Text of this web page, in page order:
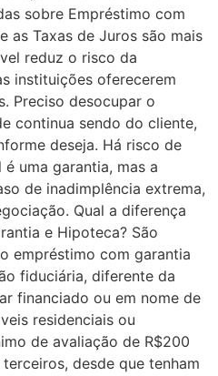
sobre Empréstimo com
as Taxas de Juros são mais
reduz o risco da
instituições oferecerem
Preciso desocupar o
continua sendo do cliente,
deseja. Há risco de
uma garantia, mas a
de inadimplência extrema,
Qual a diferença
e Hipoteca? São
empréstimo com garantia
fiduciária, diferente da
financiado ou em nome de
residenciais ou
de avaliação de R$200
desde que tenham